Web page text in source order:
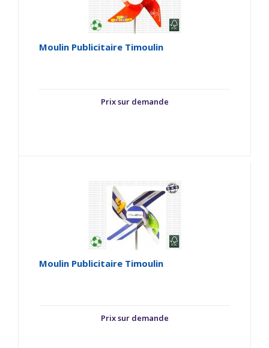
Moulin Publicitaire Timoulin
Prix sur demande
Moulin Publicitaire Timoulin
Prix sur demande